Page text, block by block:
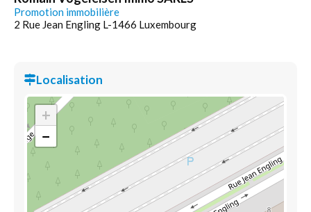
Promotion immobilière
2 Rue Jean Engling L-1466 Luxembourg
Localisation
+
−